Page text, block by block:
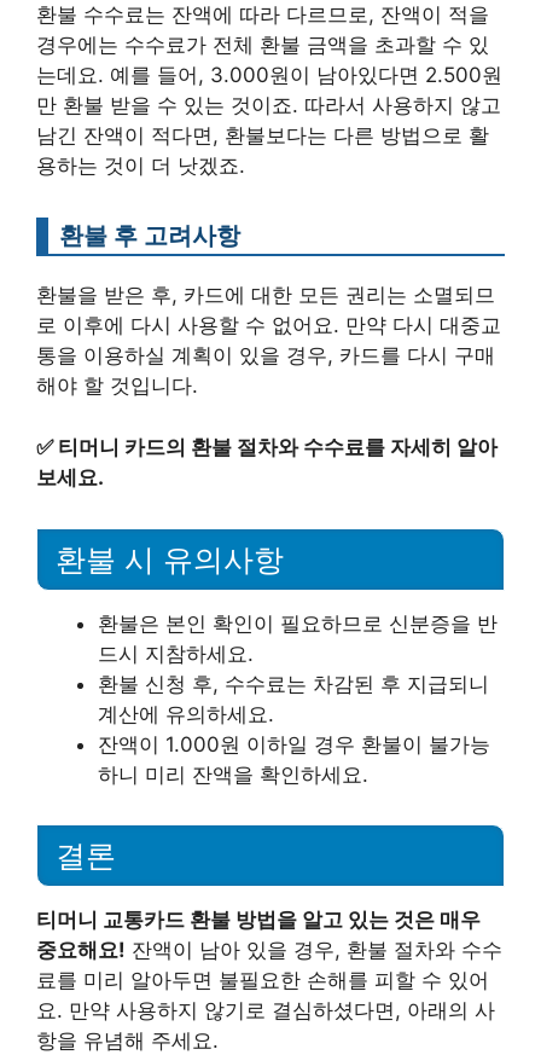
환불 수수료는 잔액에 따라 다르므로, 잔액이 적을
경우에는 수수료가 전체 환불 금액을 초과할 수 있
는데요. 예를 들어, 3.000원이 남아있다면 2.500원
만 환불 받을 수 있는 것이죠. 따라서 사용하지 않고
남긴 잔액이 적다면, 환불보다는 다른 방법으로 활
용하는 것이 더 낫겠죠.
환불 후 고려사항
환불을 받은 후, 카드에 대한 모든 권리는 소멸되므
로 이후에 다시 사용할 수 없어요. 만약 다시 대중교
통을 이용하실 계획이 있을 경우, 카드를 다시 구매
해야 할 것입니다.
✅ 티머니 카드의 환불 절차와 수수료를 자세히 알아
보세요.
환불 시 유의사항
환불은 본인 확인이 필요하므로 신분증을 반
드시 지참하세요.
환불 신청 후, 수수료는 차감된 후 지급되니
계산에 유의하세요.
잔액이 1.000원 이하일 경우 환불이 불가능
하니 미리 잔액을 확인하세요.
결론
티머니 교통카드 환불 방법을 알고 있는 것은 매우
중요해요! 잔액이 남아 있을 경우, 환불 절차와 수수
료를 미리 알아두면 불필요한 손해를 피할 수 있어
요. 만약 사용하지 않기로 결심하셨다면, 아래의 사
항을 유념해 주세요.